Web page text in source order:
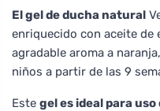
El gel de ducha natural
enriquecido con aceite de
agradable aroma a
niños a partir de las 9
Este gel es ideal para uso